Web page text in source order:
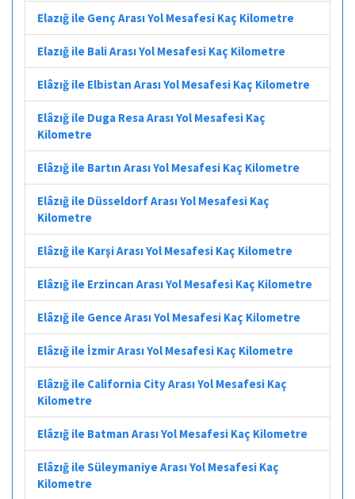
Elazığ ile Genç Arası Yol Mesafesi Kaç Kilometre
Elazığ ile Bali Arası Yol Mesafesi Kaç Kilometre
Elâzığ ile Elbistan Arası Yol Mesafesi Kaç Kilometre
Elâzığ ile Duga Resa Arası Yol Mesafesi Kaç
Kilometre
Elâzığ ile Bartın Arası Yol Mesafesi Kaç Kilometre
Elâzığ ile Düsseldorf Arası Yol Mesafesi Kaç
Kilometre
Elâzığ ile Karşi Arası Yol Mesafesi Kaç Kilometre
Elâzığ ile Erzincan Arası Yol Mesafesi Kaç Kilometre
Elâzığ ile Gence Arası Yol Mesafesi Kaç Kilometre
Elâzığ ile İzmir Arası Yol Mesafesi Kaç Kilometre
Elâzığ ile California City Arası Yol Mesafesi Kaç
Kilometre
Elâzığ ile Batman Arası Yol Mesafesi Kaç Kilometre
Elâzığ ile Süleymaniye Arası Yol Mesafesi Kaç
Kilometre